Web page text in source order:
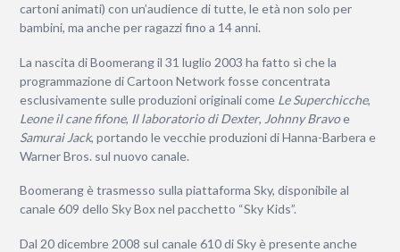
cartoni animati) con un’audience di tutte, le età non solo per
bambini, ma anche per ragazzi fino a 14 anni.
La nascita di Boomerang il 31 luglio 2003 ha fatto sì che la
programmazione di Cartoon Network fosse concentrata
esclusivamente sulle produzioni originali come Le Superchicche,
Leone il cane fifone, Il laboratorio di Dexter, Johnny Bravoe
Samurai Jack, portando le vecchie produzioni di Hanna-Barbera e
Warner Bros. sul nuovo canale.
Boomerang è trasmesso sulla piattaforma Sky, disponibile al
canale 609 dello Sky Box nel pacchetto “Sky Kids”.
Dal 20 dicembre 2008 sul canale 610 di Sky è presente anche